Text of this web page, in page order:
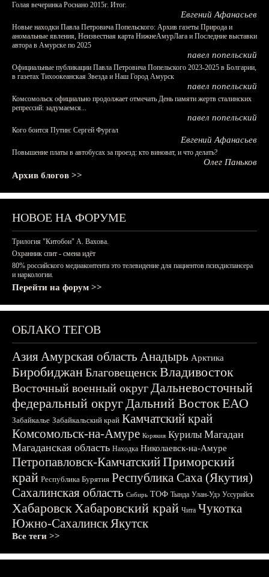
Голая вечеринка Роснано 2015г. Итог.
Евгений Афанасьев
Новые находки Павла Петровича Попельского: Архив газеты Природа и
аномальные явления, Неизвестная карта НижнеАмурЛага и Последние выставки
автора в Амурске по 2025
павел попельский
Официальные публикации Павла Петровича Попельского 2023-2025 в Болгарии,
в газетах Тихоокеанская Звезда и Наш Город Амурск
павел попельский
Комсомольск официально продолжает отмечать День памяти жертв сталинских
репрессий: задумаемся...
павел попельский
Кого боится Путин: Сергей Фургал
Евгений Афанасьев
Повышение платы в автобусах за проезд: кто виноват, и что делать?
Олег Паньков
Архив блогов >>
НОВОЕ НА ФОРУМЕ
Трилогия "Китобои" А. Вахова.
Охранник спит - смена идёт
80% российского медиаконтента это телевидение для пациентов психдиспансера
и наркологии.
Перейти на форум >>
ОБЛАКО ТЕГОВ
АзияАмурская область Анадырь Арктика
БиробиджанБлаговещенскВладивосток
Восточный военный округДальневосточный
федеральный округДальний ВостокЕАО
Забайкалье Забайкальский край Камчатский край
Комсомольск-на-Амуре Корякия Курилы Магадан
Магаданская область Находка Николаевск-на-Амуре
Петропавловск-КамчатскийПриморский
край Республика Бурятия Республика Саха (Якутия)
Сахалинская область Сибирь ТОФ Тында Улан-Удэ Уссурийск
ХабаровскХабаровский край Чита Чукотка
Южно-СахалинскЯкутск
Все теги >>